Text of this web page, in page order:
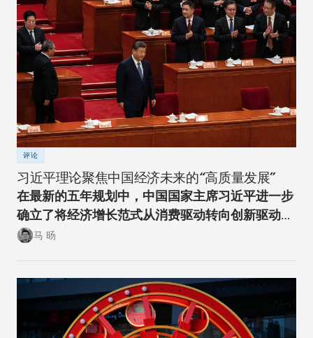
评论
习近平理论聚焦中国经济未来的“高质量发展”
在最新的五年规划中，中国国家主席习近平进一步
确立了将经济增长范式从消费驱动转向创新驱动的
经济转型方向。
马 旸